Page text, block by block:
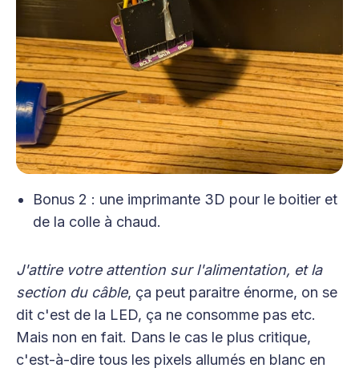
Bonus 2 : une imprimante 3D pour le boitier et
de la colle à chaud.
J'attire votre attention sur l'alimentation, et la
section du câble, ça peut paraitre énorme, on se
dit c'est de la LED, ça ne consomme pas etc.
Mais non en fait. Dans le cas le plus critique,
c'est-à-dire tous les pixels allumés en blanc en